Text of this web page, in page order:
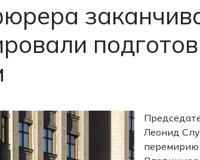
Леонид
перемирию